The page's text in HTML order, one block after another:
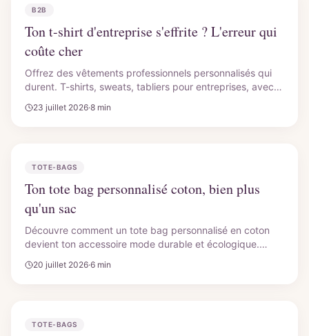
B2B
Ton t-shirt d'entreprise s'effrite ? L'erreur qui
coûte cher
Offrez des vêtements professionnels personnalisés qui
durent. T-shirts, sweats, tabliers pour entreprises, avec
23 juillet 2026·8 min
TOTE-BAGS
Ton tote bag personnalisé coton, bien plus
qu'un sac
Découvre comment un tote bag personnalisé en coton
devient ton accessoire mode durable et écologique.
ressemble. Commande ton tote bag personnalisé coton
20 juillet 2026·6 min
TOTE-BAGS